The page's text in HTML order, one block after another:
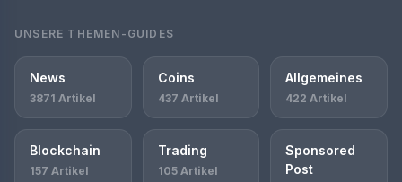
UNSERE THEMEN-GUIDES
News
3871 Artikel
Coins
437 Artikel
Allgemeines
422 Artikel
Blockchain
157 Artikel
Trading
105 Artikel
Sponsored
Post